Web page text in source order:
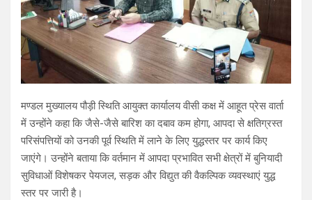
मण्डल मुख्यालय पौड़ी स्थिति आयुक्त कार्यालय वीसी कक्ष में आहूत प्रेस वार्ता
में उन्होंने कहा कि जैसे-जैसे बारिश का दबाव कम होगा, आपदा से क्षतिग्रस्त
परिसंपत्तियों को उनकी पूर्व स्थिति में लाने के लिए युद्धस्तर पर कार्य किए
जाएंगे। उन्होंने बताया कि वर्तमान में आपदा प्रभावित सभी क्षेत्रों में बुनियादी
सुविधाओं विशेषकर पेयजल, सड़क और विद्युत की वैकल्पिक व्यवस्थाएं युद्ध
स्तर पर जारी है।